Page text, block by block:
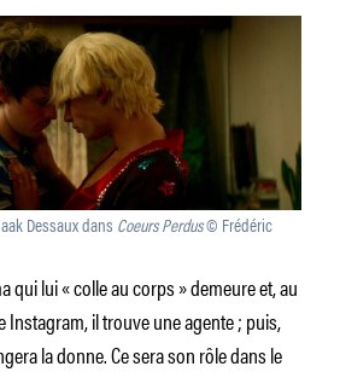
Dessaux dans Coeurs Perdus© Frédéric
qui lui « colle au corps » demeure et, au
Instagram, il trouve une agente ; puis,
la donne. Ce sera son rôle dans le